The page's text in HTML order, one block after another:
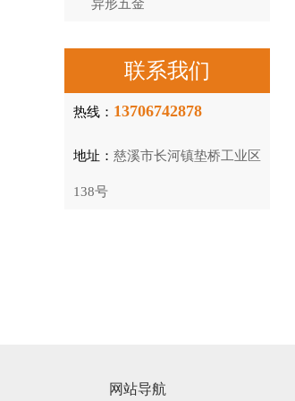
异形五金
联系我们
热线： 13706742878
地址： 慈溪市长河镇垫桥工业区
138号
网站导航